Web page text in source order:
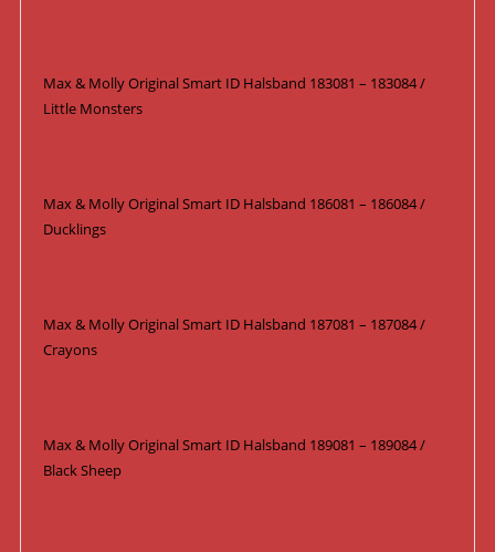
Max & Molly Original Smart ID Halsband 183081 – 183084 /
Little Monsters
Max & Molly Original Smart ID Halsband 186081 – 186084 /
Ducklings
Max & Molly Original Smart ID Halsband 187081 – 187084 /
Crayons
Max & Molly Original Smart ID Halsband 189081 – 189084 /
Black Sheep